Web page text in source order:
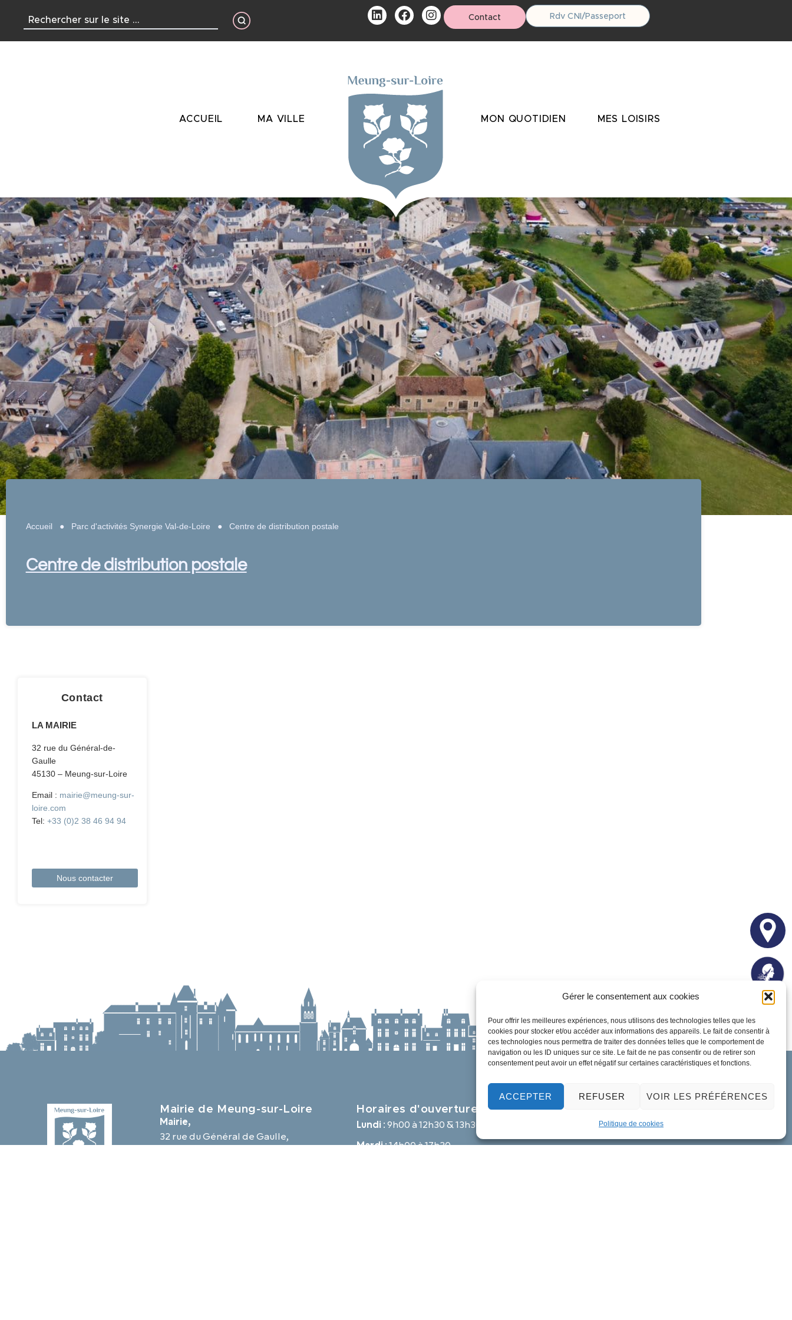
Gérer le consentement aux cookies
Pour offrir les meilleures expériences, nous utilisons des technologies telles que les
cookies pour stocker et/ou accéder aux informations des appareils. Le fait de consentir à
ces technologies nous permettra de traiter des données telles que le comportement de
navigation ou les ID uniques sur ce site. Le fait de ne pas consentir ou de retirer son
consentement peut avoir un effet négatif sur certaines caractéristiques et fonctions.
ACCEPTER REFUSER VOIR LES PRÉFÉRENCES
Politique de cookies
principal
Contact Rdv CNI/Passeport
ACCUEIL MA VILLE MON QUOTIDIEN MES LOISIRS
Accueil ● Parc d'activités Synergie Val-de-Loire ● Centre de distribution postale
Centre de distribution postale
Contact
LA MAIRIE
32 rue du Général-de-
Gaulle
45130 – Meung-sur-Loire
Email : mairie@meung-sur-
loire.com
Tel:+33 (0)2 38 46 94 94
Nous contacter
Mairie de Meung-sur-Loire
Mairie,
32 rue du Général de Gaulle,
Horaires d'ouverture
Lundi :9h00 à 12h30 & 13h30 à 18h00
Mardi :14h00 à 17h30